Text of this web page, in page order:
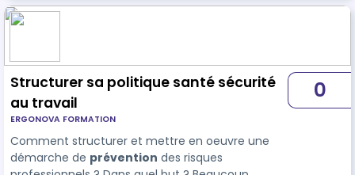
Structurer sa politique santé sécurité
au travail
ERGONOVA FORMATION
Comment structurer et mettre en oeuvre une
démarche de prévention des risques
0